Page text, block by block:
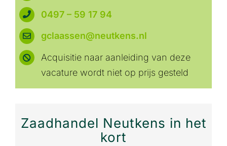
0497 – 59 17 94
gclaassen@neutkens.nl
Acquisitie naar aanleiding van deze
vacature wordt niet op prijs gesteld
Zaadhandel Neutkens in het
kort